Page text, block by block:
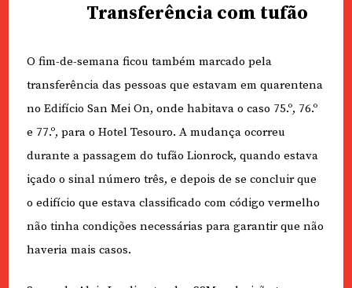
Transferência com tufão
O fim-de-semana ficou também marcado pela
transferência das pessoas que estavam em quarentena
no Edifício San Mei On, onde habitava o caso 75.º, 76.º
e 77.º, para o Hotel Tesouro. A mudança ocorreu
durante a passagem do tufão Lionrock, quando estava
içado o sinal número três, e depois de se concluir que
o edifício que estava classificado com código vermelho
não tinha condições necessárias para garantir que não
haveria mais casos.